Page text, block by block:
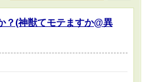
？(神獣てモテますか@異